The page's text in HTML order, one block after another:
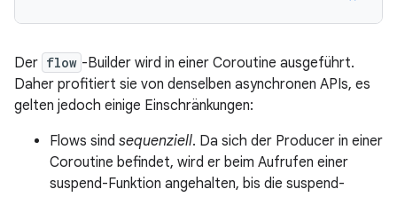
Der flow -Builder wird in einer Coroutine ausgeführt.
Daher profitiert sie von denselben asynchronen APIs, es
gelten jedoch einige Einschränkungen:
Flows sind sequenziell. Da sich der Producer in einer
Coroutine befindet, wird er beim Aufrufen einer
suspend-Funktion angehalten, bis die suspend-